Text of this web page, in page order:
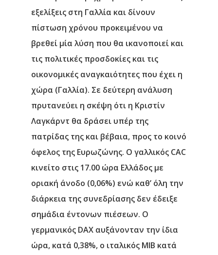
εξελίξεις στη Γαλλία και δίνουν
πίστωση χρόνου προκειμένου να
βρεθεί μία λύση που θα ικανοποιεί και
τις πολιτικές προσδοκίες και τις
οικονομικές αναγκαιότητες που έχει η
χώρα (Γαλλία). Σε δεύτερη ανάλυση
πρυτανεύει η σκέψη ότι η Κριστίν
Λαγκάρντ θα δράσει υπέρ της
πατρίδας της και βέβαια, προς το κοινό
όφελος της Ευρωζώνης. Ο γαλλικός CAC
κινείτο στις 17.00 ώρα Ελλάδος με
οριακή άνοδο (0,06%) ενώ καθ’ όλη την
διάρκεια της συνεδρίασης δεν έδειξε
σημάδια έντονων πιέσεων. Ο
γερμανικός DAX αυξάνονταν την ίδια
ώρα, κατά 0,38%, ο ιταλικός MIB κατά